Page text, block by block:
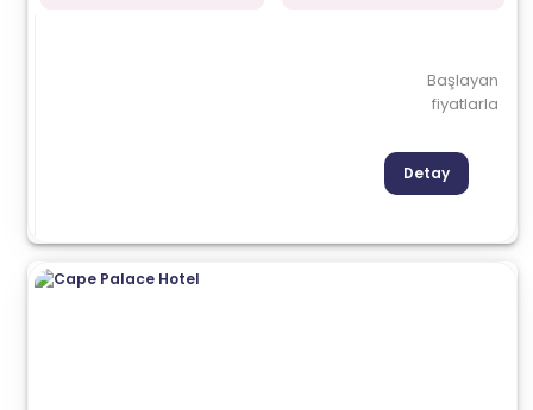
Başlayan
fiyatlarla
Detay